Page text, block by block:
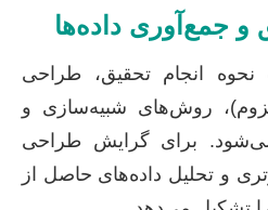
نحوه انجام تحقیق، طراحی
روش‌های شبیه‌سازی و
می‌شود. برای گرایش طراحی
و تحلیل داده‌های حاصل از